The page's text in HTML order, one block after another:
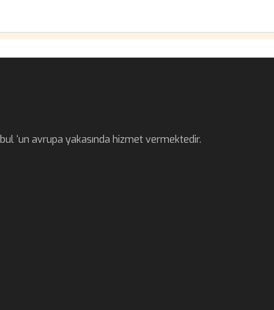
‘un avrupa yakasında hizmet vermektedir.